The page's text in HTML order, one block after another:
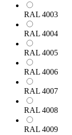
RAL 4003
RAL 4004
RAL 4005
RAL 4006
RAL 4007
RAL 4008
RAL 4009